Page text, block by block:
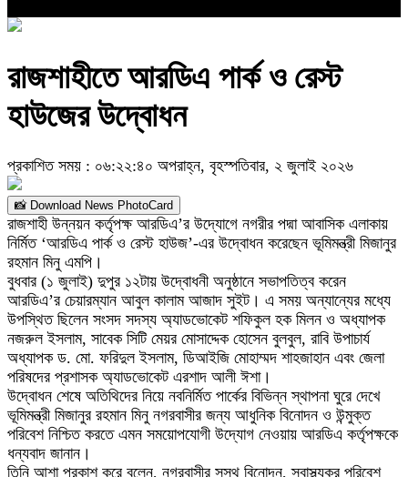
রাজশাহীতে আরডিএ পার্ক ও রেস্ট
হাউজের উদ্বোধন
প্রকাশিত সময় : ০৬:২২:৪০ অপরাহ্ন, বৃহস্পতিবার, ২ জুলাই ২০২৬
📸 Download News PhotoCard
রাজশাহী উন্নয়ন কর্তৃপক্ষ আরডিএ’র উদ্যোগে নগরীর পদ্মা আবাসিক এলাকায়
নির্মিত ‘আরডিএ পার্ক ও রেস্ট হাউজ’-এর উদ্বোধন করেছেন ভূমিমন্ত্রী মিজানুর
রহমান মিনু এমপি।
বুধবার (১ জুলাই) দুপুর ১২টায় উদ্বোধনী অনুষ্ঠানে সভাপতিত্ব করেন
আরডিএ’র চেয়ারম্যান আবুল কালাম আজাদ সুইট। এ সময় অন্যান্যের মধ্যে
উপস্থিত ছিলেন সংসদ সদস্য অ্যাডভোকেট শফিকুল হক মিলন ও অধ্যাপক
নজরুল ইসলাম, সাবেক সিটি মেয়র মোসাদ্দেক হোসেন বুলবুল, রাবি উপাচার্য
অধ্যাপক ড. মো. ফরিদুল ইসলাম, ডিআইজি মোহাম্মদ শাহজাহান এবং জেলা
পরিষদের প্রশাসক অ্যাডভোকেট এরশাদ আলী ঈশা।
উদ্বোধন শেষে অতিথিদের নিয়ে নবনির্মিত পার্কের বিভিন্ন স্থাপনা ঘুরে দেখে
ভূমিমন্ত্রী মিজানুর রহমান মিনু নগরবাসীর জন্য আধুনিক বিনোদন ও উন্মুক্ত
পরিবেশ নিশ্চিত করতে এমন সময়োপযোগী উদ্যোগ নেওয়ায় আরডিএ কর্তৃপক্ষকে
ধন্যবাদ জানান।
তিনি আশা প্রকাশ করে বলেন, নগরবাসীর সুস্থ বিনোদন, স্বাস্থ্যকর পরিবেশ